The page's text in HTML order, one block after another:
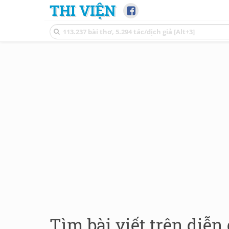
THI VIỆN
Tìm bài viết trên diễn